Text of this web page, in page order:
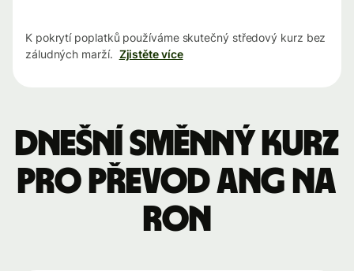
K pokrytí poplatků používáme skutečný středový kurz bez
záludných marží. Zjistěte více
Dnešní směnný kurz
pro převod ANG na
RON